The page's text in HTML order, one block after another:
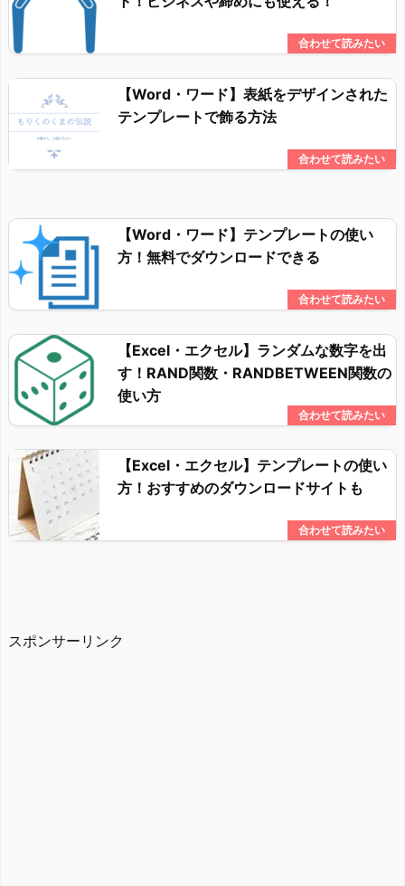
【Word・ワード】表紙をデザインされた
テンプレートで飾る方法
【Word・ワード】テンプレートの使い
方！無料でダウンロードできる
【Excel・エクセル】ランダムな数字を出
す！RAND関数・RANDBETWEEN関数の
使い方
【Excel・エクセル】テンプレートの使い
方！おすすめのダウンロードサイトも
スポンサーリンク